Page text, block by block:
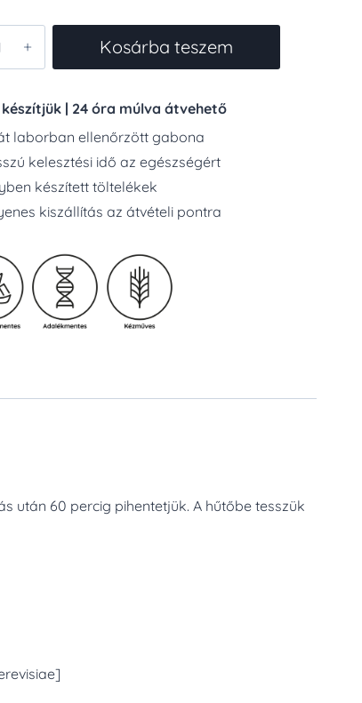
Kosárba teszem
készítjük | 24 óra múlva átvehető
laborban ellenőrzött gabona
kelesztési idő az egészségért
készített töltelékek
kiszállítás az átvételi pontra
után 60 percig pihentetjük. A hűtőbe tesszük